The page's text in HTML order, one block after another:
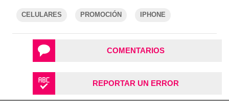
CELULARES PROMOCIÓN IPHONE
COMENTARIOS
REPORTAR UN ERROR